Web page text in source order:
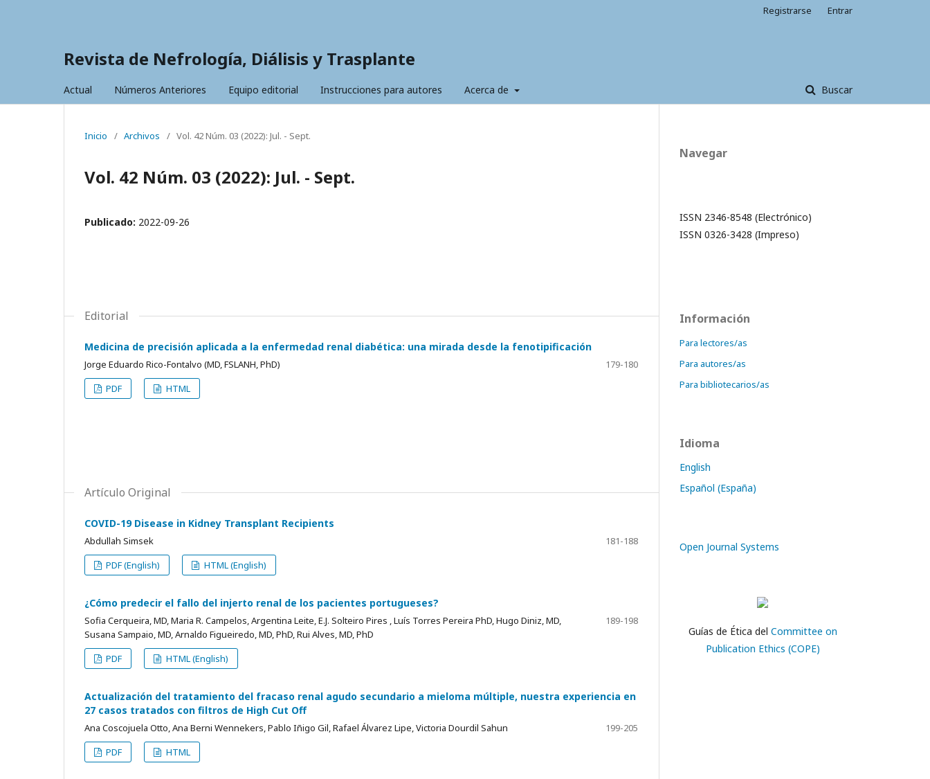
Revista de Nefrología, Diálisis y Trasplante
Actual Números Anteriores Equipo editorial Instrucciones para autores Acerca de Buscar
Registrarse Entrar
Inicio / Archivos / Vol. 42 Núm. 03 (2022): Jul. - Sept.
Vol. 42 Núm. 03 (2022): Jul. - Sept.
Publicado: 2022-09-26
Editorial
Medicina de precisión aplicada a la enfermedad renal diabética: una mirada desde la fenotipificación
Jorge Eduardo Rico-Fontalvo (MD, FSLANH, PhD)
179-180
PDF
HTML
Artículo Original
COVID-19 Disease in Kidney Transplant Recipients
Abdullah Simsek
181-188
PDF (English)
HTML (English)
¿Cómo predecir el fallo del injerto renal de los pacientes portugueses?
Sofia Cerqueira, MD, Maria R. Campelos, Argentina Leite, E.J. Solteiro Pires , Luís Torres Pereira PhD, Hugo Diniz, MD,
Susana Sampaio, MD, Arnaldo Figueiredo, MD, PhD, Rui Alves, MD, PhD
189-198
PDF HTML (English)
Actualización del tratamiento del fracaso renal agudo secundario a mieloma múltiple, nuestra experiencia en
27 casos tratados con filtros de High Cut Off
Ana Coscojuela Otto, Ana Berni Wennekers, Pablo Iñigo Gil, Rafael Álvarez Lipe, Victoria Dourdil Sahun
199-205
PDF
HTML
Navegar
ISSN 2346-8548 (Electrónico)
ISSN 0326-3428 (Impreso)
Información
Para lectores/as
Para autores/as
Para bibliotecarios/as
Idioma
English
Español (España)
Open Journal Systems
Guías de Ética del Committee on
Publication Ethics (COPE)